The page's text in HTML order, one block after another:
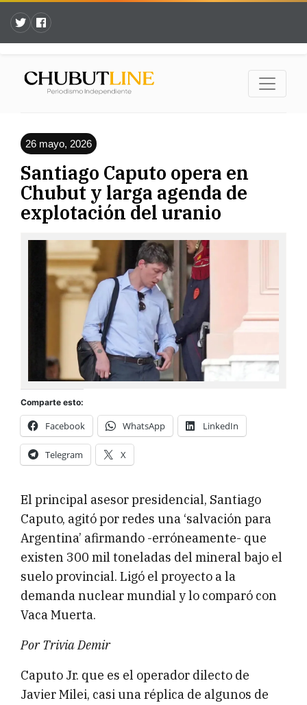
26 mayo, 2026
Santiago Caputo opera en
Chubut y larga agenda de
explotación del uranio
Comparte esto:
Facebook WhatsApp LinkedIn
Telegram X
El principal asesor presidencial, Santiago
Caputo, agitó por redes una ‘salvación para
Argentina’ afirmando -erróneamente- que
existen 300 mil toneladas del mineral bajo el
suelo provincial. Ligó el proyecto a la
demanda nuclear mundial y lo comparó con
Vaca Muerta.
Por Trivia Demir
Caputo Jr. que es el operador dilecto de
Javier Milei, casi una réplica de algunos de